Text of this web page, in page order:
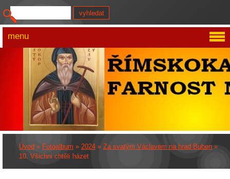
Úvod » Fotoalbum » 2024 » Za svatým Václavem na hrad Buben »
10. Všichni chtěli házet
menu